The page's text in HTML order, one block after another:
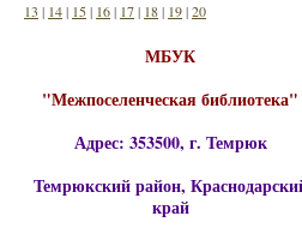
13 | 14| 15| 16| 17| 18| 19|20
МБУК
"Межпоселенческая библиотека"
Адрес: 353500, г. Темрюк
Темрюкский район,
край